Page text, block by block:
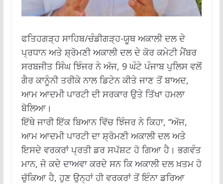
ਫਤਿਹਗੜ੍ਹ ਸਾਹਿਬ/ਚੰਡੀਗੜ੍ਹ-ਯੂਥ ਅਕਾਲੀ ਦਲ ਦੇ
ਪ੍ਰਧਾਨ ਅਤੇ ਸ਼੍ਰੋਮਣੀ ਅਕਾਲੀ ਦਲ ਦੇ ਕੋਰ ਕਮੇਟੀ ਮੈਂਬਰ
ਸਰਬਜੀਤ ਸਿੰਘ ਝਿੰਜਰ ਨੇ ਅੱਜ, 9 ਘੰਟੇ ਪੰਜਾਬ ਪੁਲਿਸ ਵਲੋਂ
ਗੈਰ ਕਾਨੂੰਨੀ ਤਰੀਕੇ ਨਾਲ ਡਿਟੇਨ ਕੀਤੇ ਜਾਣ ਤੋਂ ਬਾਅਦ,
ਆਮ ਆਦਮੀ ਪਾਰਟੀ ਦੀ ਸਰਕਾਰ ਉਤੇ ਤਿੱਖਾ ਹਮਲਾ
ਬੋਲਿਆ।
ਇੱਥੇ ਜਾਰੀ ਇੱਕ ਬਿਆਨ ਵਿੱਚ ਝਿੰਜਰ ਨੇ ਕਿਹਾ, “ਅੱਜ,
ਆਮ ਆਦਮੀ ਪਾਰਟੀ ਦਾ ਸ਼੍ਰੋਮਣੀ ਅਕਾਲੀ ਦਲ ਅਤੇ
ਇਸਦੇ ਵਰਕਰਾਂ ਪ੍ਰਤੀ ਡਰ ਸਪੱਸ਼ਟ ਹੋ ਗਿਆ ਹੈ। ਭਗਵੰਤ
ਮਾਨ, ਜੋ ਕਦੇ ਦਾਅਵਾ ਕਰਦੇ ਸਨ ਕਿ ਅਕਾਲੀ ਦਲ ਖ਼ਤਮ ਹੋ
ਚੁੱਕਿਆ ਹੈ, ਹੁਣ ਉਨ੍ਹਾਂ ਹੀ ਵਰਕਰਾਂ ਤੋਂ ਇੰਨਾ ਡਰਿਆ